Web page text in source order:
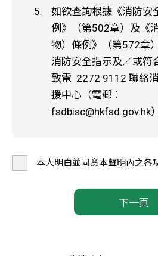
如欲查詢根據《消防安
例》（第502章）及《
物）條例》（第572章
消防安全指示及／或符
致電 2272 9112 聯絡
援中心（電郵︰
fsdbisc@hkfsd.gov.hk
本人明白並同意本聲明內之各
下一頁